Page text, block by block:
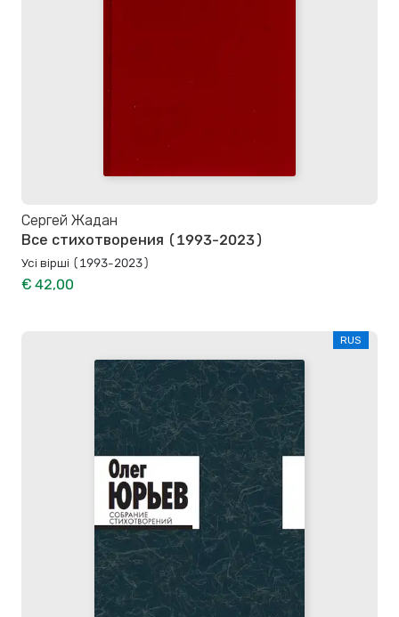
Сергей Жадан
Все стихотворения (1993-2023)
Усі вірші (1993-2023)
€ 42,00
RUS